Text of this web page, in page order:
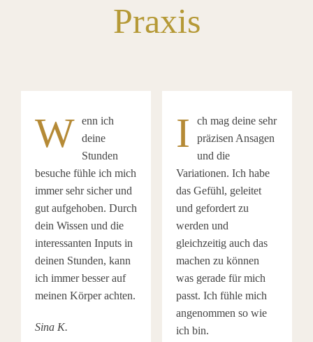
Praxis
W enn ich
deine
Stunden
besuche fühle ich mich
immer sehr sicher und
gut aufgehoben. Durch
dein Wissen und die
interessanten Inputs in
deinen Stunden, kann
ich immer besser auf
meinen Körper achten.
Sina K.
I
ch mag deine sehr
präzisen Ansagen
und die
Variationen. Ich habe
das Gefühl, geleitet
und gefordert zu
werden und
gleichzeitig auch das
machen zu können
was gerade für mich
passt. Ich fühle mich
angenommen so wie
ich bin.